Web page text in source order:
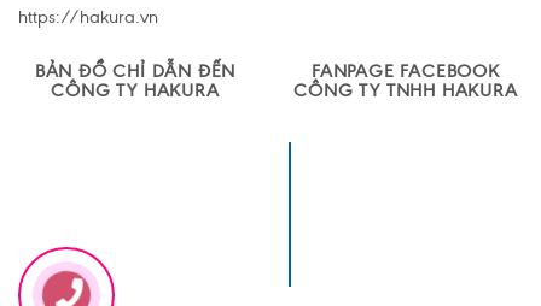
https://hakura.vn
BẢN ĐỒ CHỈ DẪN ĐẾN
CÔNG TY HAKURA
FANPAGE FACEBOOK
CÔNG TY TNHH HAKURA